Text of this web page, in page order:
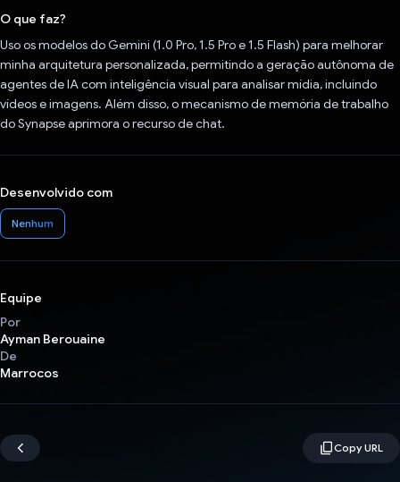
O que faz?
Uso os modelos do Gemini (1.0 Pro, 1.5 Pro e 1.5 Flash) para melhorar
minha arquitetura personalizada, permitindo a geração autônoma de
agentes de IA com inteligência visual para analisar mídia, incluindo
vídeos e imagens. Além disso, o mecanismo de memória de trabalho
do Synapse aprimora o recurso de chat.
Desenvolvido com
Nenhum
Equipe
Por
Ayman Berouaine
De
Marrocos